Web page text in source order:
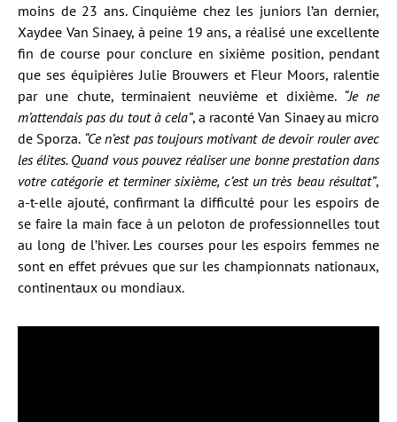
moins de 23 ans. Cinquième chez les juniors l’an dernier,
Xaydee Van Sinaey, à peine 19 ans, a réalisé une excellente
fin de course pour conclure en sixième position, pendant
que ses équipières Julie Brouwers et Fleur Moors, ralentie
par une chute, terminaient neuvième et dixième. “Je ne
m’attendais pas du tout à cela”, a raconté Van Sinaey au micro
de Sporza. “Ce n’est pas toujours motivant de devoir rouler avec
les élites. Quand vous pouvez réaliser une bonne prestation dans
votre catégorie et terminer sixième, c’est un très beau résultat”,
a-t-elle ajouté, confirmant la difficulté pour les espoirs de
se faire la main face à un peloton de professionnelles tout
au long de l’hiver. Les courses pour les espoirs femmes ne
sont en effet prévues que sur les championnats nationaux,
continentaux ou mondiaux.